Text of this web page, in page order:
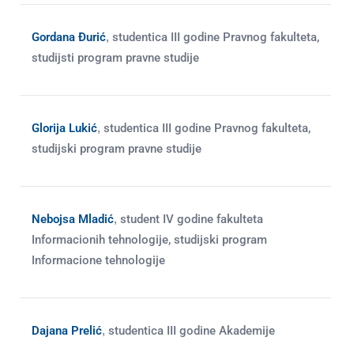
Gordana Đurić, studentica III godine Pravnog fakulteta,
studijsti program pravne studije
Glorija Lukić, studentica III godine Pravnog fakulteta,
studijski program pravne studije
Nebojsa Mladić, student IV godine fakulteta
Informacionih tehnologije, studijski program
Informacione tehnologije
Dajana Prelić, studentica III godine Akademije